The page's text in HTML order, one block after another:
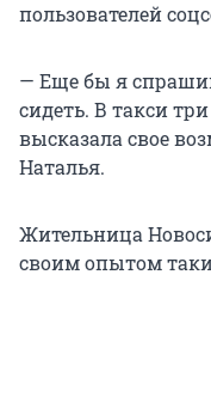
пользователей
— Еще бы я
сидеть. В такси
высказала свое
Наталья.
Жительница
своим опытом